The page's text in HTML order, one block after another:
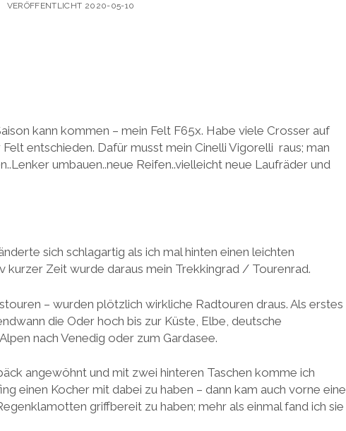
VERÖFFENTLICHT 2020-05-10
kann kommen – mein Felt F65x. Habe viele Crosser auf
entschieden. Dafür musst mein Cinelli Vigorelli raus; man
umbauen..neue Reifen..vielleicht neue Laufräder und
sich schlagartig als ich mal hinten einen leichten
kurzer Zeit wurde daraus mein Trekkingrad / Tourenrad.
– wurden plötzlich wirkliche Radtouren draus. Als erstes
die Oder hoch bis zur Küste, Elbe, deutsche
nach Venedig oder zum Gardasee.
angewöhnt und mit zwei hinteren Taschen komme ich
einen Kocher mit dabei zu haben – dann kam auch vorne eine
griffbereit zu haben; mehr als einmal fand ich sie